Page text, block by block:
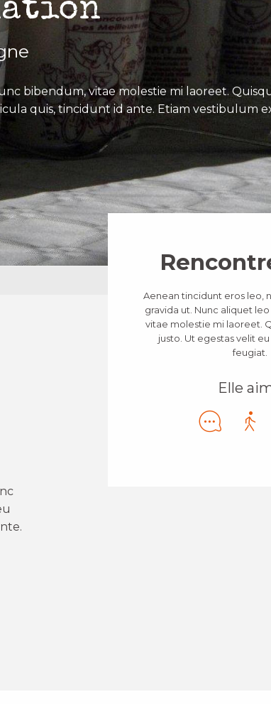
bibendum, vitae molestie mi laoreet.
quis, tincidunt id ante. Etiam vestibulum
Aenean tincidunt eros leo,
gravida ut. Nunc aliquet
vitae molestie mi laoreet.
justo. Ut egestas velit
feugiat.
Elle